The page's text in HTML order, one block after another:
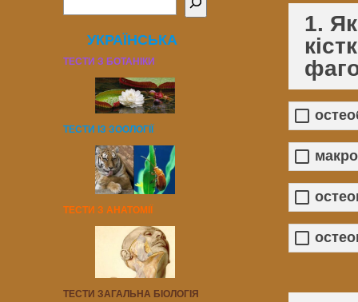
УКРАЇНСЬКА
ТЕСТИ З БОТАНІКИ
ТЕСТИ ІЗ ЗООЛОГІЇ
ТЕСТИ З АНАТОМІЇ
ТЕСТИ ЗАГАЛЬНА БІОЛОГІЯ
1.